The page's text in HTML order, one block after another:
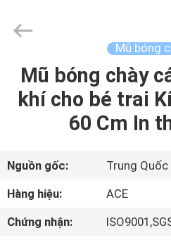
TRANG
CHỦ
SẢN
PHẨM
Headwear
Manufacturing
Reserved.
Mũ bóng
Mũ bóng chày
khí cho bé trai
60 Cm In
Nguồn gốc:
Trung
Hàng hiệu:
ACE
Chứng nhận: